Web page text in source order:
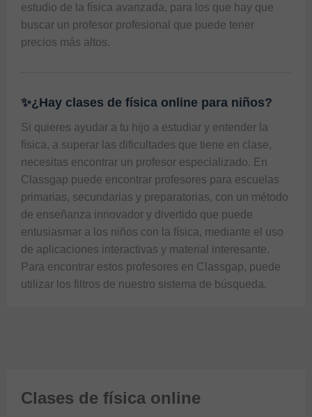
estudio de la física avanzada, para los que hay que
buscar un profesor profesional que puede tener
precios más altos.
✨¿Hay clases de física online para niños?
Si quieres ayudar a tu hijo a estudiar y entender la
física, a superar las dificultades que tiene en clase,
necesitas encontrar un profesor especializado. En
Classgap puede encontrar profesores para escuelas
primarias, secundarias y preparatorias, con un método
de enseñanza innovador y divertido que puede
entusiasmar a los niños con la física, mediante el uso
de aplicaciones interactivas y material interesante.
Para encontrar estos profesores en Classgap, puede
utilizar los filtros de nuestro sistema de búsqueda.
Clases de física online